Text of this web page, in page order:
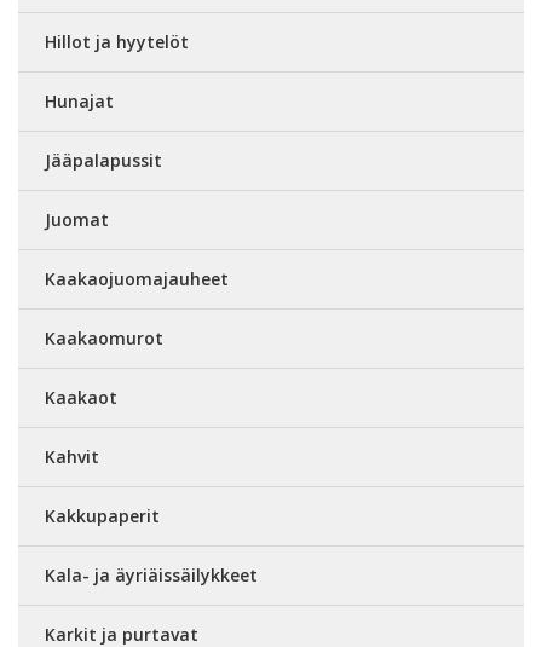
Hillot ja hyytelöt
Hunajat
Jääpalapussit
Juomat
Kaakaojuomajauheet
Kaakaomurot
Kaakaot
Kahvit
Kakkupaperit
Kala- ja äyriäissäilykkeet
Karkit ja purtavat